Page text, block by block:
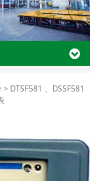
相四线
> DTSF581 、DSSF581